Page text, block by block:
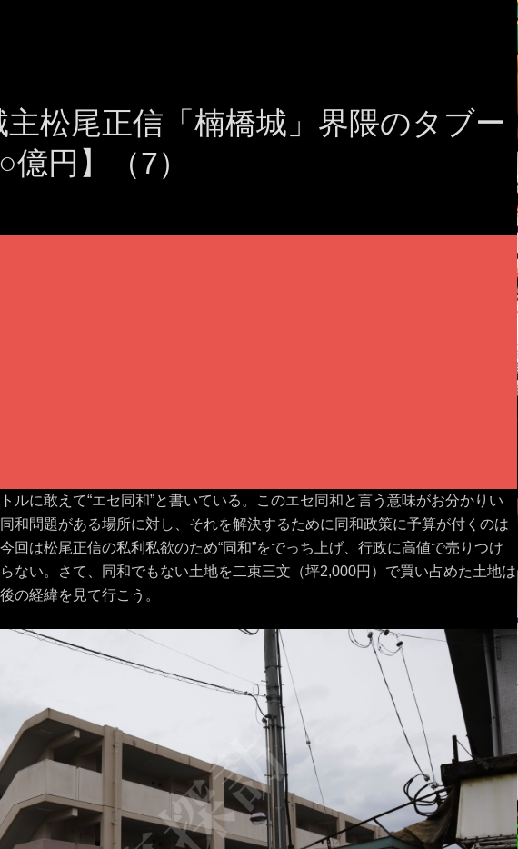
主松尾正信「楠橋城」界隈のタブー
円】（7）
ルに敢えて“エセ同和”と書いている。このエセ同和と言う意味がお分かりい
和問題がある場所に対し、それを解決するために同和政策に予算が付くのは
回は松尾正信の私利私欲のため“同和”をでっち上げ、行政に高値で売りつけ
ない。さて、同和でもない土地を二束三文（坪2,000円）で買い占めた土地は
の経緯を見て行こう。